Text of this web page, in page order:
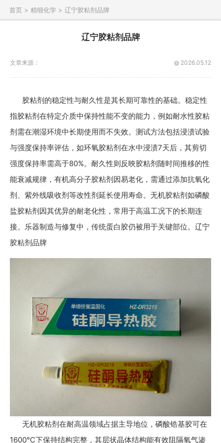
首页 > 精细化学 > 辽宁胶粘剂品牌
辽宁胶粘剂品牌
2026.05.12
文章来源：
胶粘剂的稳定性与耐久性是其长期可靠性的基础。稳定性
指胶粘剂在特定介质中保持性能不变的能力，例如耐水性胶粘
剂需在潮湿环境中长期使用而不失效。测试方法包括浸渍试验
与强度保持率评估，如环氧胶粘剂在水中浸渍7天后，其剪切
强度保持率需高于80%。耐久性则反映胶粘剂随时间推移的性
能衰减规律，有机高分子胶粘剂因易老化，需通过添加抗氧化
剂、紫外线吸收剂等改性剂延长使用寿命。无机胶粘剂如磷酸
盐胶粘剂因其优异的耐老化性，常用于高温工况下的长期连
接。乐器制造与修复中，传统蛋白胶仍被用于关键部位。辽宁
胶粘剂品牌
无机胶粘剂在耐高温领域占据主导地位，磷酸锆基胶可在
1600℃下保持结构完整，其层状晶体结构能有效阻隔氧气渗